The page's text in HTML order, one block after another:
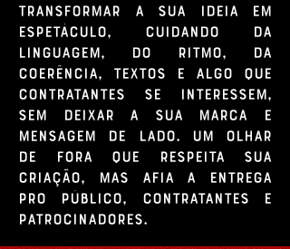
transformar a sua ideia em
espetáculo, cuidando da
linguagem, do ritmo, da
coerência, textos e algo que
contratantes se interessem,
sem deixar a sua marca e
mensagem de lado. Um olhar
de fora que respeita sua
criação, mas afia a entrega
pro público, contratantes e
patrocinadores.